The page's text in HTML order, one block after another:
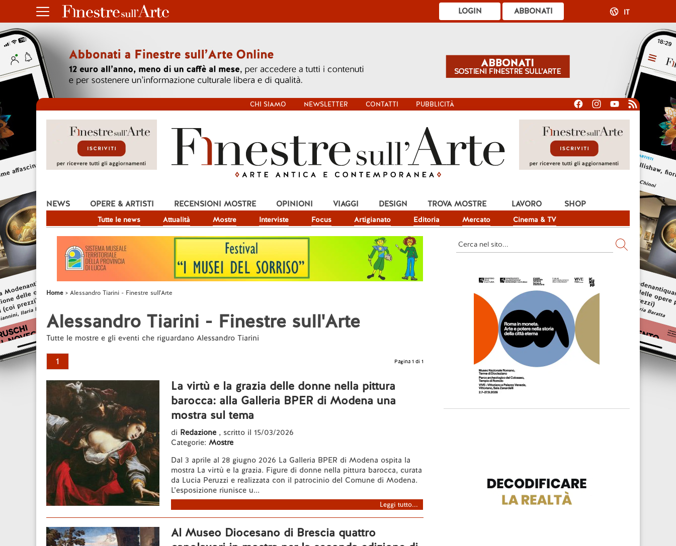
ABBONATI
LOGIN IT
CHI SIAMO NEWSLETTER CONTATTI PUBBLICITÀ
NEWS
Tutte le news Attualità Mostre Interviste Focus Artigianato Editoria Mercato Cinema & TV
OPERE & ARTISTI RECENSIONI MOSTRE OPINIONI VIAGGI DESIGN TROVA MOSTRE LAVORO SHOP
Home Alessandro Tiarini - Finestre sull'Arte
Alessandro Tiarini - Finestre sull'Arte
Tutte le mostre e gli eventi che riguardano Alessandro Tiarini
1 Pagina 1 di 1
La virtù e la grazia delle donne nella pittura
barocca: alla Galleria BPER di Modena una
mostra sul tema
di Redazione , scritto il 15/03/2026
Categorie: Mostre
Dal 3 aprile al 28 giugno 2026 La Galleria BPER di Modena ospita la
mostra La virtù e la grazia. Figure di donne nella pittura barocca, curata
da Lucia Peruzzi e realizzata con il patrocinio del Comune di Modena.
L’esposizione riunisce u...
Leggi tutto...
Al Museo Diocesano di Brescia quattro